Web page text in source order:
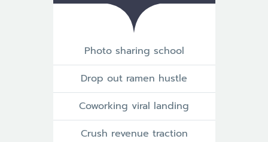
Photo sharing school
Drop out ramen hustle
Coworking viral landing
Crush revenue traction